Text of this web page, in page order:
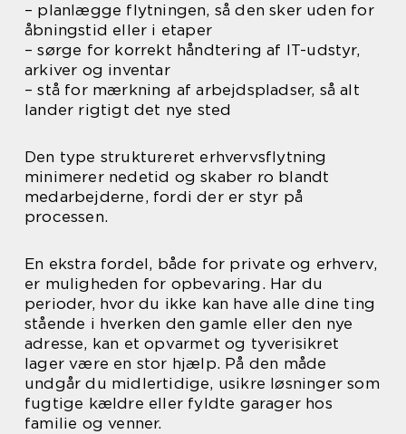
– planlægge flytningen, så den sker uden for
åbningstid eller i etaper
– sørge for korrekt håndtering af IT-udstyr,
arkiver og inventar
– stå for mærkning af arbejdspladser, så alt
lander rigtigt det nye sted
Den type struktureret erhvervsflytning
minimerer nedetid og skaber ro blandt
medarbejderne, fordi der er styr på
processen.
En ekstra fordel, både for private og erhverv,
er muligheden for opbevaring. Har du
perioder, hvor du ikke kan have alle dine ting
stående i hverken den gamle eller den nye
adresse, kan et opvarmet og tyverisikret
lager være en stor hjælp. På den måde
undgår du midlertidige, usikre løsninger som
fugtige kældre eller fyldte garager hos
familie og venner.